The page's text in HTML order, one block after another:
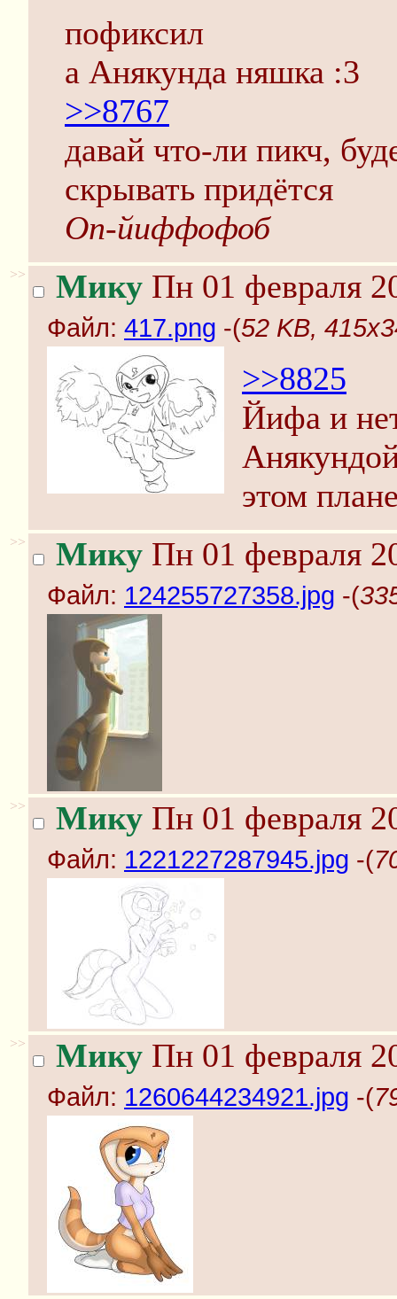
пофиксил
а Анякунда няшка :3
>>8767
давай что-ли пикч,
скрывать придётся
Оп-йиффофоб
>> Мику Пн 01 февраля
Файл: 417.png -(52 KB,
>>8825
Йифа и
этом
>> Мику Пн 01 февраля
Файл: 124255727358.jpg -(
>> Мику Пн 01 февраля
Файл: 1221227287945.jpg -(
>> Мику Пн 01 февраля
Файл: 1260644234921.jpg -(